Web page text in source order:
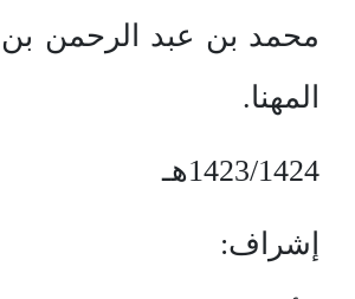
محمد بن عبد الرحمن بن
المهنا.
1423/1424هـ
إشراف: